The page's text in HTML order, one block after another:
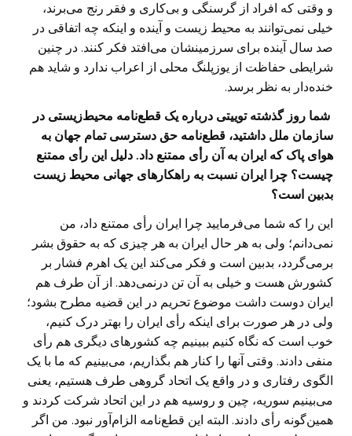
و وقتی که افراد از گرسنگی و بی‌کاری و فقر رنج می‌برند،
خیلی نمی‌توانند به محیط زیست و آینده و اینکه چه اتفاقی در
صد سال آینده برای سرزمینشان می‌افتد فکر کنند. در چنین
شرایطی حفاظت از یوزپلنگ محلی از اعراب ندارد و شاید هم
خنده‌دار به نظر برسد.
‌ شما روز گذشته توییتی درباره یک قطع‌نامه محیط‌زیستی در
سازمان ملل داشتید، قطع‌نامه حق دسترسی تمام جهان به
هوای پاک که ایران به آن رأی ممتنع داد. دلیل این رأی ممتنع
چیست؟ چرا ایران نسبت به راهکارهای جهانی محیط زیست
بدبین است؟
این را که شما می‌فرمایید چرا ایران رأی ممتنع داد، من
نمی‌دانم؛ ولی به هر حال ایران به هر چیزی که به حقوق بشر
برمی‌گردد، بدبین است و فکر می‌کند این یک اهرم فشار بر
کشورش هست و خیلی به آن تن درنمی‌دهد. از آن طرف هم
ایران دوست داشت موضوع تحریم در این قضیه مطرح بشود؛
ولی در هر صورت برای اینکه رأی ایران را بهتر درک کنیم،
خوب است که نگاه کنیم ببینیم چه کشورهای دیگری هم رأی
منفی دادند. وقتی آنها را کنار هم بگذاریم، می‌بینیم که ما با یک
الگوی رفتاری و در واقع یک اتحاد گروهی طرف هستیم، یعنی
می‌بینیم سوریه، چین و روسیه هم در این اتحاد شرکت کردند و
همین‌گونه رأی دادند. البته این قطع‌نامه الزام‌آور نبود. من اگر